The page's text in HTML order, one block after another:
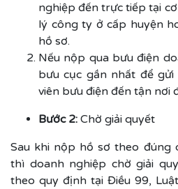
nghiệp đến trực tiếp tại
lý công ty ở cấp huyện
hồ sơ.
Nếu nộp qua bưu điện
bưu cục gần nhất để
viên bưu điện đến tận nơi
Bước 2: Chờ giải quyết
Sau khi nộp hồ sơ theo đúng
thì doanh nghiệp chờ giải
theo quy định tại Điều 99,